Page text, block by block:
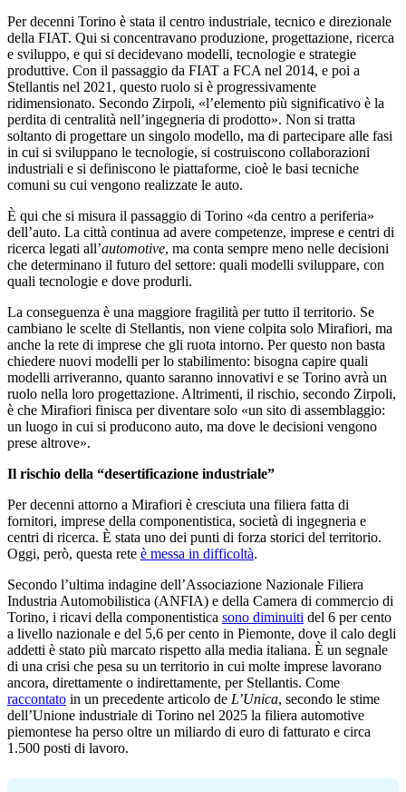
Per decenni Torino è stata il centro industriale, tecnico e direzionale
della FIAT. Qui si concentravano produzione, progettazione, ricerca
e sviluppo, e qui si decidevano modelli, tecnologie e strategie
produttive. Con il passaggio da FIAT a FCA nel 2014, e poi a
Stellantis nel 2021, questo ruolo si è progressivamente
ridimensionato. Secondo Zirpoli, «l’elemento più significativo è la
perdita di centralità nell’ingegneria di prodotto». Non si tratta
soltanto di progettare un singolo modello, ma di partecipare alle fasi
in cui si sviluppano le tecnologie, si costruiscono collaborazioni
industriali e si definiscono le piattaforme, cioè le basi tecniche
comuni su cui vengono realizzate le auto.
È qui che si misura il passaggio di Torino «da centro a periferia»
dell’auto. La città continua ad avere competenze, imprese e centri di
ricerca legati all’automotive, ma conta sempre meno nelle decisioni
che determinano il futuro del settore: quali modelli sviluppare, con
quali tecnologie e dove produrli.
La conseguenza è una maggiore fragilità per tutto il territorio. Se
cambiano le scelte di Stellantis, non viene colpita solo Mirafiori, ma
anche la rete di imprese che gli ruota intorno. Per questo non basta
chiedere nuovi modelli per lo stabilimento: bisogna capire quali
modelli arriveranno, quanto saranno innovativi e se Torino avrà un
ruolo nella loro progettazione. Altrimenti, il rischio, secondo Zirpoli,
è che Mirafiori finisca per diventare solo «un sito di assemblaggio:
un luogo in cui si producono auto, ma dove le decisioni vengono
prese altrove».
Il rischio della “desertificazione industriale”
Per decenni attorno a Mirafiori è cresciuta una filiera fatta di
fornitori, imprese della componentistica, società di ingegneria e
centri di ricerca. È stata uno dei punti di forza storici del territorio.
Oggi, però, questa rete è messa in difficoltà.
Secondo l’ultima indagine dell’Associazione Nazionale Filiera
Industria Automobilistica (ANFIA) e della Camera di commercio di
Torino, i ricavi della componentistica sono diminuiti del 6 per cento
a livello nazionale e del 5,6 per cento in Piemonte, dove il calo degli
addetti è stato più marcato rispetto alla media italiana. È un segnale
di una crisi che pesa su un territorio in cui molte imprese lavorano
ancora, direttamente o indirettamente, per Stellantis. Come
raccontato in un precedente articolo de L’Unica, secondo le stime
dell’Unione industriale di Torino nel 2025 la filiera automotive
piemontese ha perso oltre un miliardo di euro di fatturato e circa
1.500 posti di lavoro.